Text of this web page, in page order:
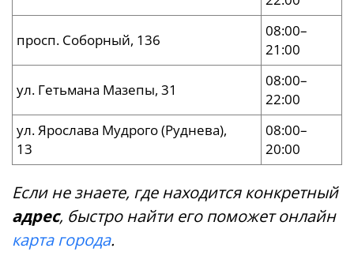
просп. Соборный, 136
08:00–
21:00
ул. Гетьмана Мазепы, 31
08:00–
22:00
ул. Ярослава Мудрого (Руднева),
13
08:00–
20:00
Если не знаете, где находится конкретный
адрес, быстро найти его поможет онлайн
карта города.